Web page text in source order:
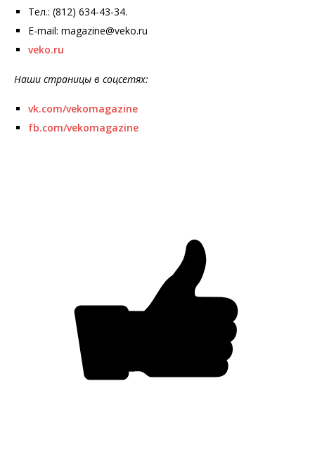
Тел.: (812) 634-43-34.
E-mail: magazine@veko.ru
veko.ru
Наши страницы в соцсетях:
vk.com/vekomagazine
fb.com/vekomagazine